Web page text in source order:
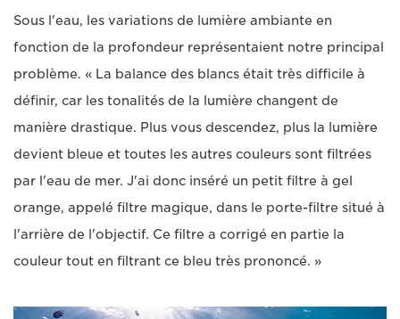
Sous l'eau, les variations de lumière ambiante en
fonction de la profondeur représentaient notre principal
problème. « La balance des blancs était très difficile à
définir, car les tonalités de la lumière changent de
manière drastique. Plus vous descendez, plus la lumière
devient bleue et toutes les autres couleurs sont filtrées
par l'eau de mer. J'ai donc inséré un petit filtre à gel
orange, appelé filtre magique, dans le porte-filtre situé à
l'arrière de l'objectif. Ce filtre a corrigé en partie la
couleur tout en filtrant ce bleu très prononcé. »